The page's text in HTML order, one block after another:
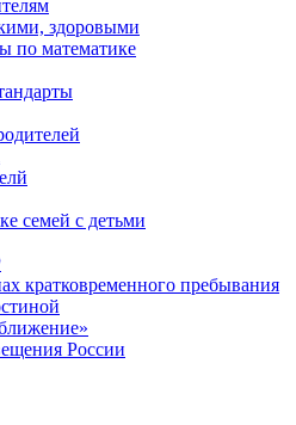
здоровыми
по математике
семей с детьми
кратковременного пребывания
России